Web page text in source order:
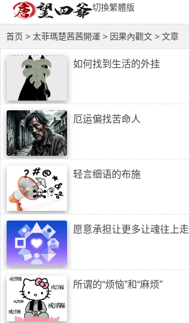
切換繁體版
首页 > 太菲瑪楚茜茜開運 > 因果內觀文 > 文章
如何找到生活的外挂
厄运偏找苦命人
轻言细语的布施
愿意承担让更多让魂往上走
所谓的“烦恼”和“麻烦”